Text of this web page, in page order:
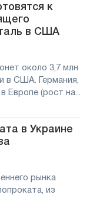
к
в США
около 3,7 млн
в США. Германия,
Европе (рост на...
в Украине
рынка
из